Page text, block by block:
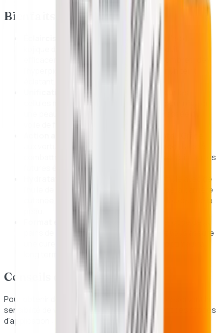
Bienfaits et Avantages
Éclaircissement puissant de la peau :
kojique de qualité supérieure cible et réduit
efficacement l'apparence des taches sombres, de
l'hyperpigmentation et du mélasma pour un teint
Unification du teint :
Il élimine en douceur les
cellules mortes chargées de pigments pour révéler
une peau plus claire, uniforme et débarrassée du
voile de fatigue.
Action anti-imperfections et purifiante :
aux vertus naturelles de l'huile de Tea Tree, il aide à
combattre l'acné, à resserrer les pores et à limiter les
Hydratation et nutrition intense :
Formulé avec de
l'huile de coco et de la glycérine, il protège la barrière
cutanée, maintenant la souplesse et la douceur de la
Format économique en pack de 2 :
pains de 65g est pratique, hygiénique et vous assure
une cure prolongée pour des résultats optimaux à
Conseils d'utilisation
Pour obtenir des résultats optimaux tout en préservant la
sensibilité de votre peau, suivez attentivement ces étapes
d'application :